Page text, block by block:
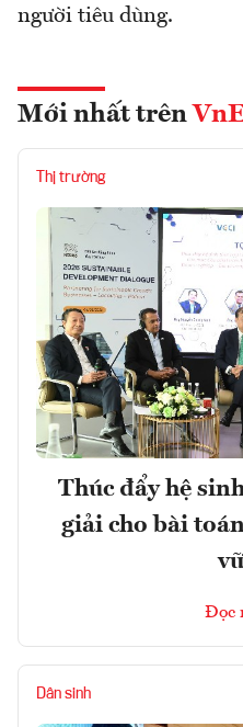
người tiêu dùng.
Mới nhất trên
Thị trường
Thúc đẩy hệ
giải cho bài
Đọc
Dân sinh